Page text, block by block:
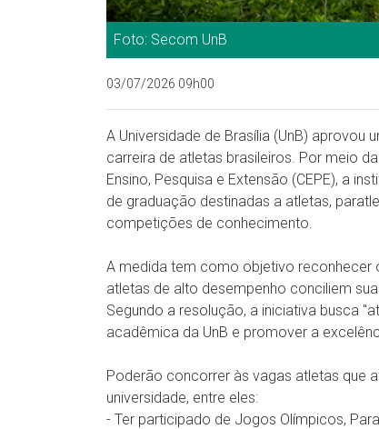
Foto: Secom UnB
03/07/2026 09h00
A Universidade de Brasília (UnB)
carreira de atletas brasileiros. Por meio
Ensino, Pesquisa e Extensão (CEPE), a
de graduação destinadas a atletas,
competições de conhecimento.
A medida tem como objetivo reconhecer
atletas de alto desempenho conciliem
Segundo a resolução, a iniciativa busca
acadêmica da UnB e promover a
Poderão concorrer às vagas atletas que
universidade, entre eles:
- Ter participado de Jogos Olímpicos,